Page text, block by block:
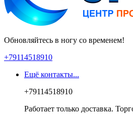
Обновляйтесь в ногу со временем!
+79114518910
Ещё контакты...
+79114518910
Работает только доставка.